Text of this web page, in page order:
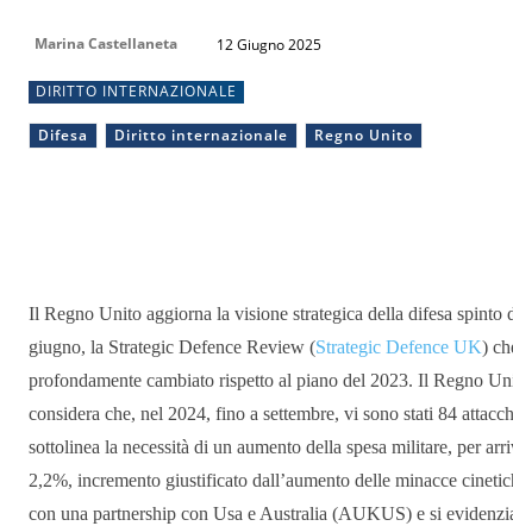
Marina Castellaneta 12 Giugno 2025
DIRITTO INTERNAZIONALE
Difesa Diritto internazionale Regno Unito
Il Regno Unito aggiorna la visione strategica della difesa
giugno, la Strategic Defence Review (Strategic Defence UK)
profondamente cambiato rispetto al piano del 2023. Il Regno
considera che, nel 2024, fino a settembre, vi sono stati 84
sottolinea la necessità di un aumento della spesa militare, per
2,2%, incremento giustificato dall’aumento delle minacce
con una partnership con Usa e Australia (AUKUS) e si